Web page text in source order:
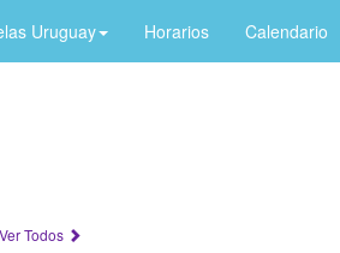
Uruguay Horarios Calendario
Ver Todos